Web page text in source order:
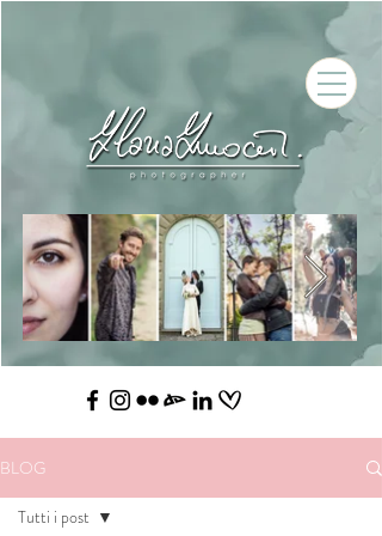
BLOG
Tutti i post